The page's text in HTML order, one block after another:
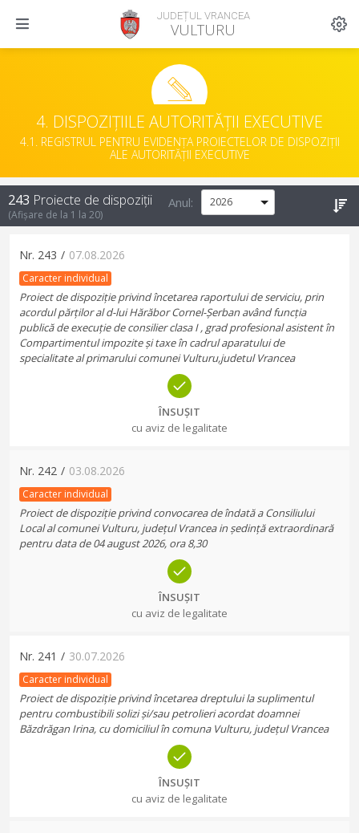
JUDEȚUL VRANCEA
VULTURU
4. DISPOZIȚIILE AUTORITĂȚII EXECUTIVE
4.1. REGISTRUL PENTRU EVIDENȚA PROIECTELOR DE DISPOZIȚII
ALE AUTORITĂȚII EXECUTIVE
243 Proiecte de dispoziții
(Afișare de la 1 la 20)
Anul:
Nr. 243 / 07.08.2026
Caracter individual
Proiect de dispoziție privind încetarea raportului de serviciu, prin
acordul părților al d-lui Hărăbor Cornel-Șerban având funcția
publică de execuție de consilier clasa I , grad profesional asistent în
Compartimentul impozite și taxe în cadrul aparatului de
specialitate al primarului comunei Vulturu,judetul Vrancea
ÎNSUȘIT
cu aviz de legalitate
Nr. 242 / 03.08.2026
Caracter individual
Proiect de dispoziție privind convocarea de îndată a Consiliului
Local al comunei Vulturu, județul Vrancea in ședință extraordinară
pentru data de 04 august 2026, ora 8,30
ÎNSUȘIT
cu aviz de legalitate
Nr. 241 / 30.07.2026
Caracter individual
Proiect de dispoziție privind încetarea dreptului la suplimentul
pentru combustibili solizi și/sau petrolieri acordat doamnei
Băzdrăgan Irina, cu domiciliul în comuna Vulturu, județul Vrancea
ÎNSUȘIT
cu aviz de legalitate